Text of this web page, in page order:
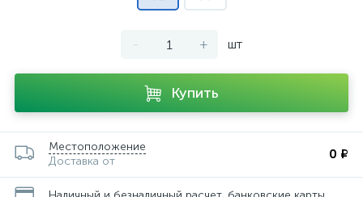
- + шт
Купить
Местоположение
Доставка от
0 ₽